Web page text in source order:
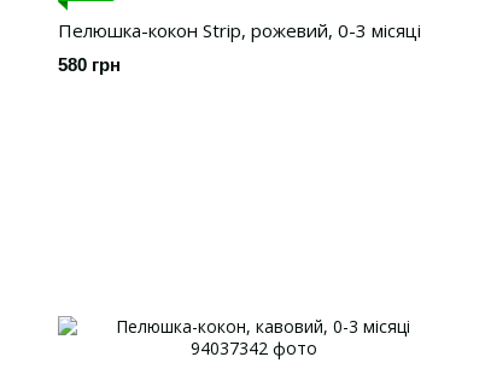
Пелюшка-кокон Strip, рожевий, 0-3 місяці
580 грн